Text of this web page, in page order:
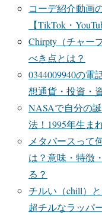
コーデ紹介動画
【TikTok・
Chirpty（チャー
べき点とは？
0344009940の
想通貨・投資・
NASAで自分の
法！1995年生ま
メタバースって
は？意味・特徴
る？
チルい（chill）
超チルなラッパ